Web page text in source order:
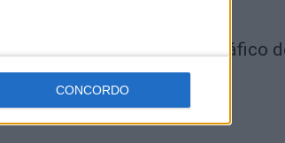
CONCORDO
Dois detidos por tráfico
estupefaciente
7 de Agosto, 2026